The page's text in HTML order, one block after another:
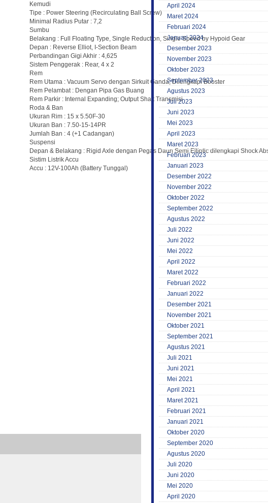
Kemudi
Tipe : Power Steering (Recirculating Ball Screw)
Minimal Radius Putar : 7,2
Sumbu
Belakang : Full Floating Type, Single Reduction, Single Speed by Hypoid Gear
Depan : Reverse Elliot, I-Section Beam
Perbandingan Gigi Akhir : 4,625
Sistem Penggerak : Rear, 4 x 2
Rem
Rem Utama : Vacuum Servo dengan Sirkuit Ganda; Dilengkapi Booster
Rem Pelambat : Dengan Pipa Gas Buang
Rem Parkir : Internal Expanding; Output Shaft Transmisi
Roda & Ban
Ukuran Rim : 15 x 5.50F-30
Ukuran Ban : 7.50-15-14PR
Jumlah Ban : 4 (+1 Cadangan)
Suspensi
Depan & Belakang : Rigid Axle dengan Pegas Daun Semi Elliptic dilengkapi Shock
Sistim Listrik Accu
Accu : 12V-100Ah (Battery Tunggal)
April 2024
Maret 2024
Februari 2024
Januari 2024
Desember 2023
November 2023
Oktober 2023
September 2023
Agustus 2023
Juli 2023
Juni 2023
Mei 2023
April 2023
Maret 2023
Februari 2023
Januari 2023
Desember 2022
November 2022
Oktober 2022
September 2022
Agustus 2022
Juli 2022
Juni 2022
Mei 2022
April 2022
Maret 2022
Februari 2022
Januari 2022
Desember 2021
November 2021
Oktober 2021
September 2021
Agustus 2021
Juli 2021
Juni 2021
Mei 2021
April 2021
Maret 2021
Februari 2021
Januari 2021
Oktober 2020
September 2020
Agustus 2020
Juli 2020
Juni 2020
Mei 2020
April 2020